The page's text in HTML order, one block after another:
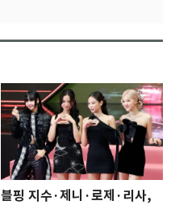
블핑 지수·제니·로제·리사,